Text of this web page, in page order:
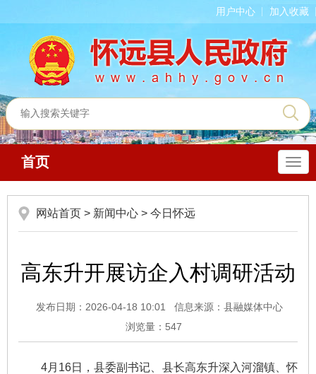
用户中心 加入收藏
导
航
首页
网站首页 > 新闻中心 > 今日怀远
高东升开展访企入村调研活动
发布日期：2026-04-18 10:01
信息来源：县融媒体中心
浏览量： 547
4月16日，县委副书记、县长高东升深入河溜镇、怀